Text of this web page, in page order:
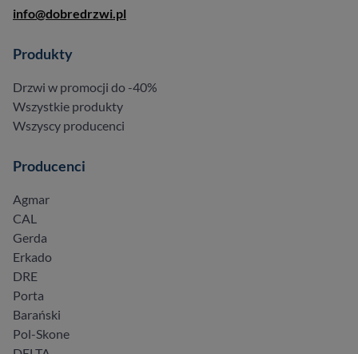
info@dobredrzwi.pl
Produkty
Drzwi w promocji do -40%
Wszystkie produkty
Wszyscy producenci
Producenci
Agmar
CAL
Gerda
Erkado
DRE
Porta
Barański
Pol-Skone